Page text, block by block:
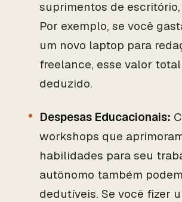
suprimentos de
Por exemplo, se você
um novo laptop para
freelance, esse valor
deduzido.
Despesas Educacionais:
workshops que
habilidades para seu
autônomo também
dedutíveis. Se você fizer